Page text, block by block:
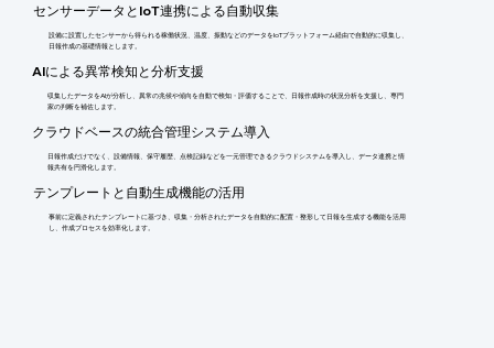
センサーデータとIoT連携による自動収集
設備に設置したセンサーから得られる稼働状況、温度、振動などのデータをIoTプラットフォーム経由で自動的に収集し、
日報作成の基礎情報とします。
AIによる異常検知と分析支援
収集したデータをAIが分析し、異常の兆候や傾向を自動で検知・評価することで、日報作成時の状況分析を支援し、専門
家の判断を補佐します。
クラウドベースの統合管理システム導入
日報作成だけでなく、設備情報、保守履歴、点検記録などを一元管理できるクラウドシステムを導入し、データ連携と情
報共有を円滑化します。
テンプレートと自動生成機能の活用
事前に定義されたテンプレートに基づき、収集・分析されたデータを自動的に配置・整形して日報を生成する機能を活用
し、作成プロセスを効率化します。